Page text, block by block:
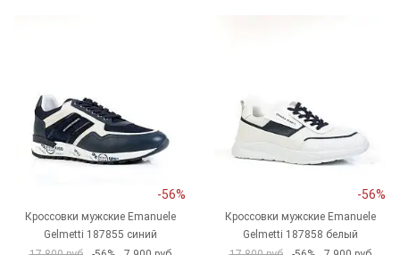
-56%
Кроссовки мужские Emanuele
Gelmetti 187855 синий
-56%
Кроссовки мужские Emanuele
Gelmetti 187858 белый